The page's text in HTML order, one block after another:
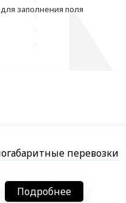
заполнения поля
перевозки
Подробнее